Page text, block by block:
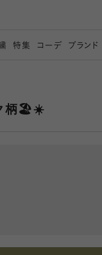
特集 コーデ ブランド
柄🏖☀️